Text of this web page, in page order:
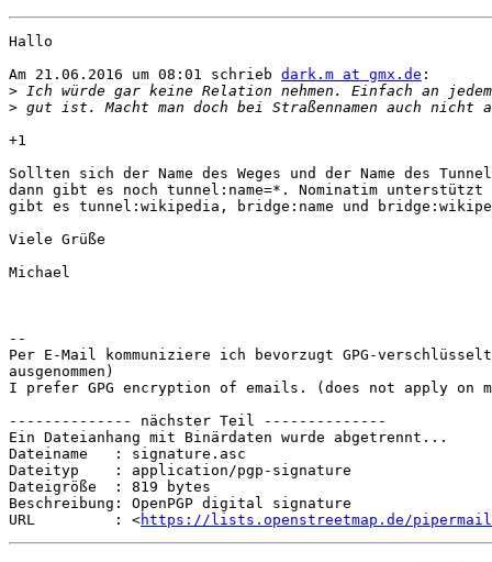
Hallo
Am 21.06.2016 um 08:01 schrieb dark.m at gmx.de :
>
>
+1
Sollten sich der Name des Weges und der Name des
dann gibt es noch tunnel:name=*. Nominatim unterstützt
gibt es tunnel:wikipedia, bridge:name und
Viele Grüße
Michael
--
Per E-Mail kommuniziere ich bevorzugt GPG-
ausgenommen)
I prefer GPG encryption of emails. (does not apply
-------------- nächster Teil --------------
Ein Dateianhang mit Binärdaten wurde abgetrennt...
Dateiname   : signature.asc
Dateityp    : application/pgp-signature
Dateigröße  : 819 bytes
Beschreibung: OpenPGP digital signature
URL         : <https://lists.openstreetmap.de/